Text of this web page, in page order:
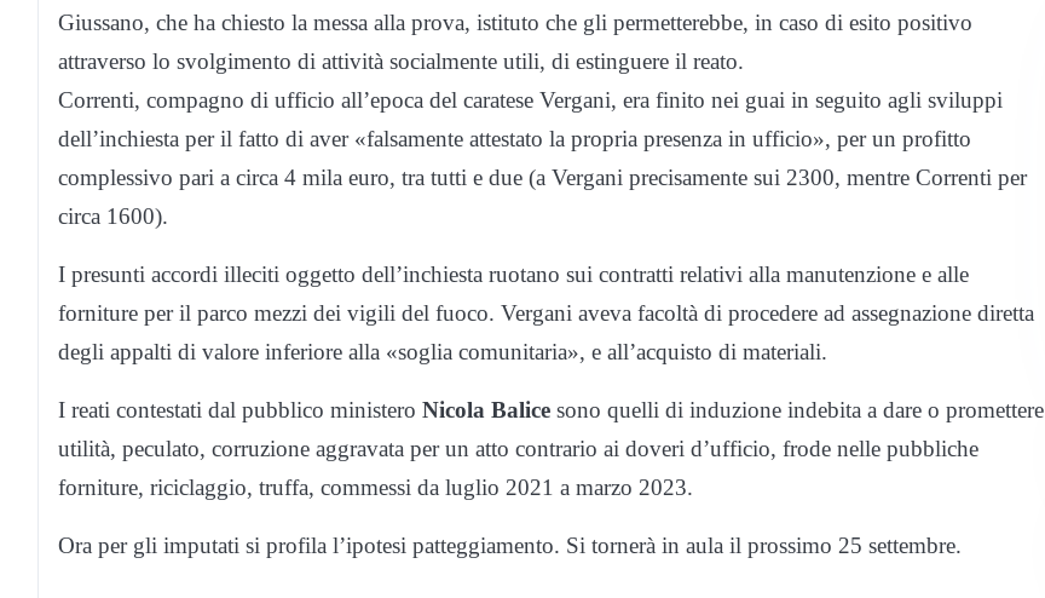
Giussano, che ha chiesto la messa alla prova, istituto che gli permetterebbe, in caso di esito positivo
attraverso lo svolgimento di attività socialmente utili, di estinguere il reato.
Correnti, compagno di ufficio all’epoca del caratese Vergani, era finito nei guai in seguito agli sviluppi
dell’inchiesta per il fatto di aver «falsamente attestato la propria presenza in ufficio», per un profitto
complessivo pari a circa 4 mila euro, tra tutti e due (a Vergani precisamente sui 2300, mentre Correnti per
circa 1600).
I presunti accordi illeciti oggetto dell’inchiesta ruotano sui contratti relativi alla manutenzione e alle
forniture per il parco mezzi dei vigili del fuoco. Vergani aveva facoltà di procedere ad assegnazione diretta
degli appalti di valore inferiore alla «soglia comunitaria», e all’acquisto di materiali.
I reati contestati dal pubblico ministero Nicola Balice sono quelli di induzione indebita a dare o promettere
utilità, peculato, corruzione aggravata per un atto contrario ai doveri d’ufficio, frode nelle pubbliche
forniture, riciclaggio, truffa, commessi da luglio 2021 a marzo 2023.
Ora per gli imputati si profila l’ipotesi patteggiamento. Si tornerà in aula il prossimo 25 settembre.